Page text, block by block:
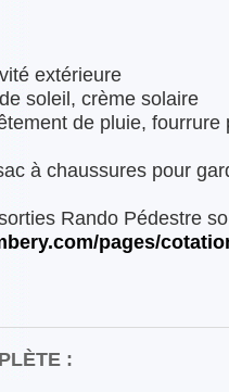
extérieure
soleil, crème solaire
de pluie, fourrure
à chaussures pour
Rando Pédestre
pages/
: